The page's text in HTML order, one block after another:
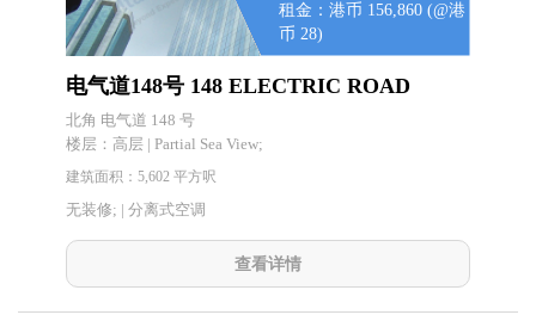
租金：港币 156,860 (@港
币 28)
电气道148号 148 ELECTRIC ROAD
北角 电气道 148 号
楼层： 高层 | Partial Sea View;
建筑面积：5,602 平方呎
无装修; | 分离式空调
查看详情